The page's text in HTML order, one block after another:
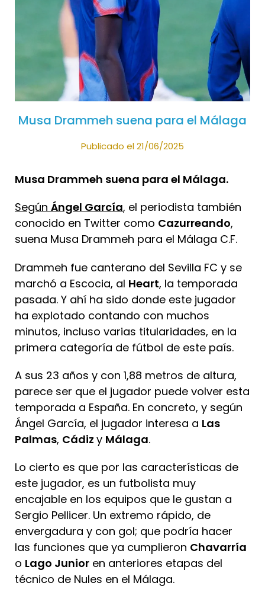
Musa Drammeh suena para el Málaga
Publicado el 21/06/2025
Musa Drammeh suena para el Málaga.
Según Ángel García, el periodista también
conocido en Twitter como Cazurreando,
suena Musa Drammeh para el Málaga C.F.
Drammeh fue canterano del Sevilla FC y se
marchó a Escocia, al Heart, la temporada
pasada. Y ahí ha sido donde este jugador
ha explotado contando con muchos
minutos, incluso varias titularidades, en la
primera categoría de fútbol de este país.
A sus 23 años y con 1,88 metros de altura,
parece ser que el jugador puede volver esta
temporada a España. En concreto, y según
Ángel García, el jugador interesa a Las
Palmas, Cádiz y Málaga.
Lo cierto es que por las características de
este jugador, es un futbolista muy
encajable en los equipos que le gustan a
Sergio Pellicer. Un extremo rápido, de
envergadura y con gol; que podría hacer
las funciones que ya cumplieron Chavarría
o Lago Junior en anteriores etapas del
técnico de Nules en el Málaga.